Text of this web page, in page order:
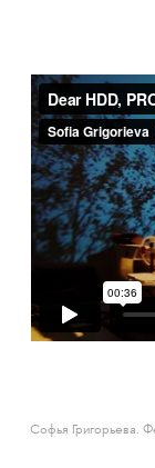
Софья Григорьева.